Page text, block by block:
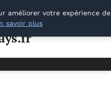
améliorer votre expérience
savoir plus